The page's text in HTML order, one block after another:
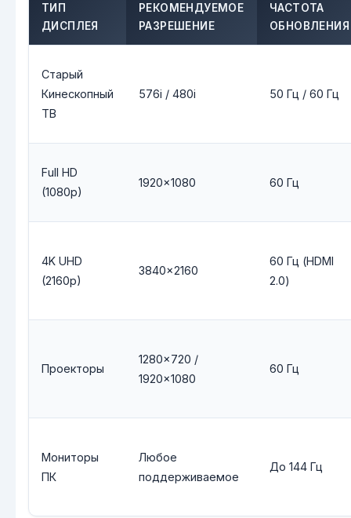
ТИП
ДИСПЛЕЯ
РЕКОМЕНДУЕМОЕ
РАЗРЕШЕНИЕ
ЧАСТОТА
ОБНОВЛЕНИЯ
Старый
Кинескопный
ТВ
576i / 480i 50 Гц / 60 Гц
Full HD
(1080p)
1920×1080 60 Гц
4K UHD
(2160p)
3840×2160
60 Гц (HDMI
2.0)
Проекторы
1280×720 /
1920×1080
60 Гц
Мониторы
ПК
Любое
поддерживаемое
До 144 Гц